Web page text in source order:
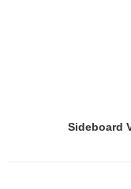
Sideboard